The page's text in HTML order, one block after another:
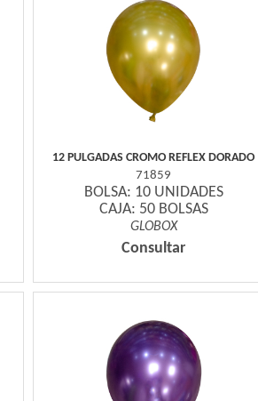
12 PULGADAS CROMO REFLEX DORADO
71859
BOLSA: 10 UNIDADES
CAJA: 50 BOLSAS
GLOBOX
Consultar